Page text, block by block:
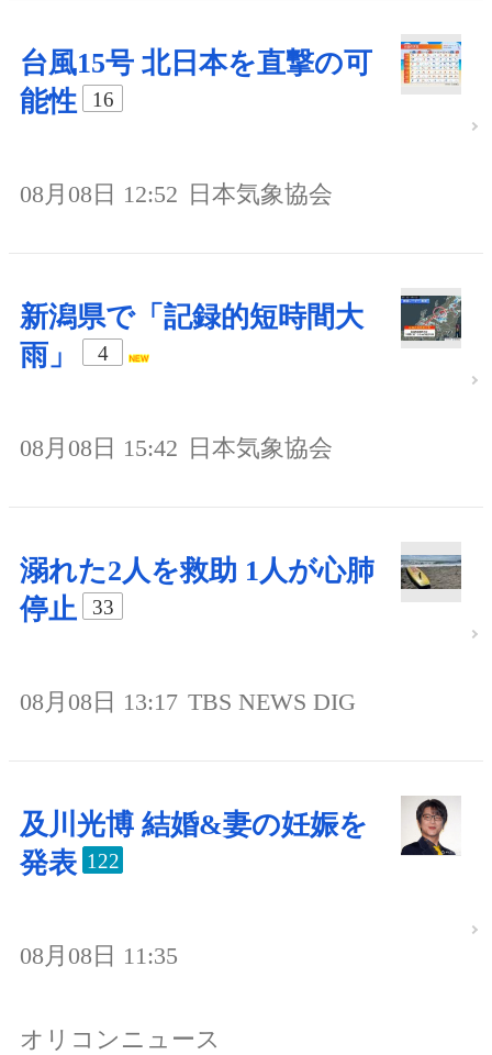
台風15号 北日本を直撃の可
能性
16
08月08日 12:52 日本気象協会
新潟県で「記録的短時間大
雨」
4
08月08日 15:42 日本気象協会
溺れた2人を救助 1人が心肺
停止
33
08月08日 13:17 TBS NEWS DIG
及川光博 結婚&妻の妊娠を
発表 122
08月08日 11:35
オリコンニュース